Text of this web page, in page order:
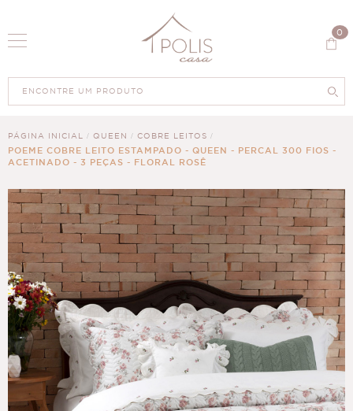
0
PÁGINA INICIAL QUEEN COBRE LEITOS
POEME COBRE LEITO ESTAMPADO - QUEEN - PERCAL 300 FIOS -
ACETINADO - 3 PEÇAS - FLORAL ROSÊ